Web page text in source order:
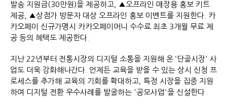
발송 지원금(30만원)을 제공하고, ▲오프라인 매장용 홍보 키트
제공, ▲상점가 방문자 대상 오프라인 홍보 이벤트를 지원한다. 카
카오페이 신규가맹시 카카오페이머니 수수료 최초 3개월 무료 제
공 등의 혜택도 제공한다.
지난 22년부터 전통시장의 디지털 소통을 지원해 온 ‘단골시장' 사
업도 더욱 강화해나간다. 언제든 교육을 받을 수 있는 상시 신청 프
로세스를 추가해 교육의 기회를 확대하고, 특정 시장을 집중 지원
하여 디지털 전환 우수사례를 발굴하는 '공모사업'을 신설한다.